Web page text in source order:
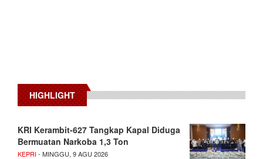
HIGHLIGHT
KRI Kerambit-627 Tangkap Kapal Diduga
Bermuatan Narkoba 1,3 Ton
KEPRI- MINGGU, 9 AGU 2026